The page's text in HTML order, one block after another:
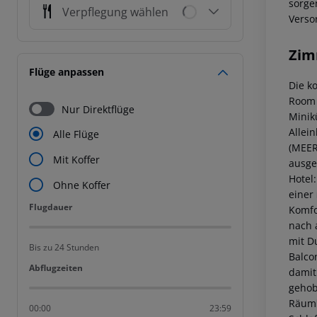
Verpflegung wählen
Flüge anpassen
Nur Direktflüge
Alle Flüge
Mit Koffer
Ohne Koffer
Flugdauer
Flugdauer
Bis zu 24 Stunden
Abflugzeiten
Abflugzeiten
00:00 23:59
Die
einer
nach
mit